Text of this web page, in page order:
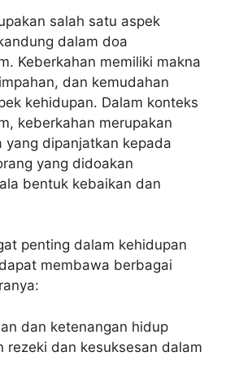
salah satu aspek
dalam doa
Keberkahan memiliki makna
dan kemudahan
kehidupan. Dalam konteks
keberkahan merupakan
yang dipanjatkan kepada
yang didoakan
bentuk kebaikan dan
penting dalam kehidupan
membawa berbagai
dan ketenangan hidup
rezeki dan kesuksesan dalam